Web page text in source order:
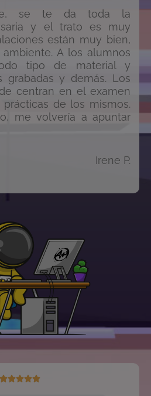
se te da toda la
y el trato es muy
están muy bien,
A los alumnos
tipo de material y
grabadas y demás. Los
centran en el examen
prácticas de los mismos.
me volvería a apuntar
Irene P.
